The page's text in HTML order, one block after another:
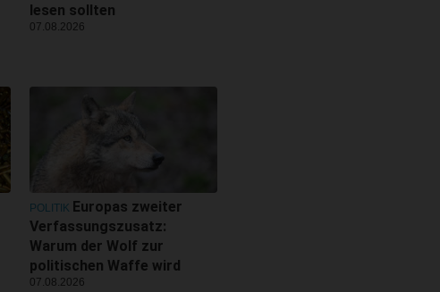
lesen sollten
07.08.2026
POLITIK Europas zweiter
Verfassungszusatz:
Warum der Wolf zur
politischen Waffe wird
07.08.2026